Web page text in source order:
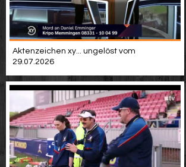
Aktenzeichen xy... ungelöst vom
29.07.2026